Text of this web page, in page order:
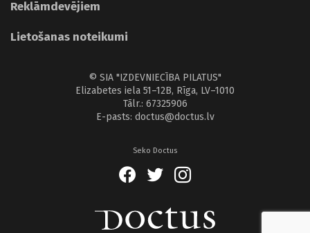
Reklāmdevējiem
Lietošanas noteikumi
© SIA "IZDEVNIECĪBA PILATUS"
Elizabetes iela 51–12B, Rīga, LV–1010
Tālr.: 67325906
E-pasts: doctus@doctus.lv
Seko Doctus